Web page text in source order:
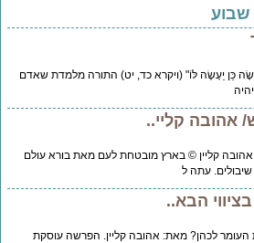
כֵּן יֵעָשֶׂה לּוֹ" (ויקרא כד, יט) התורה מלמדת שאדם
קליי..
קליין © בארץ מובטחת לעם מאת בורא עולם
עתה ל
הבא..
לכהן? מאת: אהובה קליין. הפרשה עוסקת